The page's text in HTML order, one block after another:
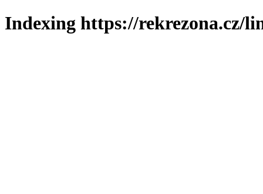
Indexing https://rekrezona.cz/